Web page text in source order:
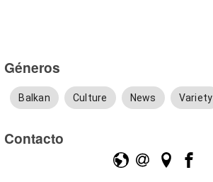
Géneros
Balkan Culture News Variety
Contacto